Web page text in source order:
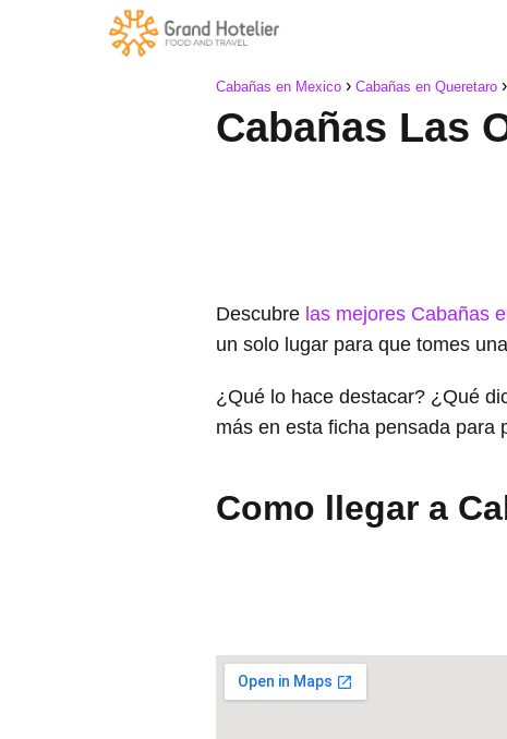
Cabañas en Mexico Cabañas en Queretaro
Cabañas Las
Descubre las mejores Cabañas
un solo lugar para que tomes
¿Qué lo hace destacar? ¿Qué
más en esta ficha pensada para
Como llegar a